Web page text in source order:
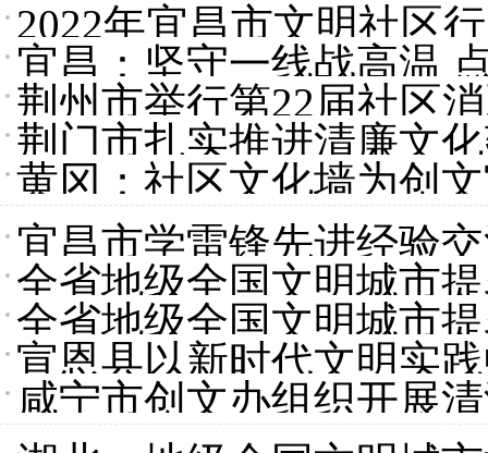
2022年宜昌市文明社区
宜昌：坚守一线战高温
荆州市举行第22届社区
宴
荆门市扎实推进清廉文
见于行
黄冈：社区文化墙为创
宜昌市学雷锋先进经验
全省地级全国文明城市
全省地级全国文明城市
宣恩县以新时代文明实
文明进万家
咸宁市创文办组织开展